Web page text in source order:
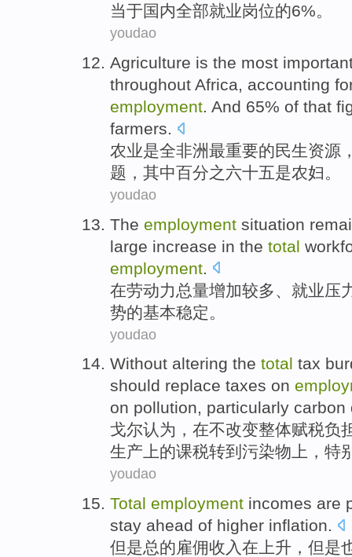
当于国内全部就业岗位的6%。
youdao
Agriculture is the most
throughout Africa, accounting
employment. And 65% of that
farmers.
农业是全非洲最重要的民生资源
题 ，其中百分之六十五是农妇。
youdao
The employment situation
large increase in the total
employment
在劳动力总量增加较多、 就业压
势的基本稳定 。
youdao
Without altering the total tax
should replace taxes on
on pollution, particularly carbon
戈尔认为 ， 在不改变整体赋税负
生产 上的课税转到 污染物 上， 特
youdao
Total employment incomes are
stay ahead of higher inflation.
但是总的雇佣收入在 上升 ， 但是